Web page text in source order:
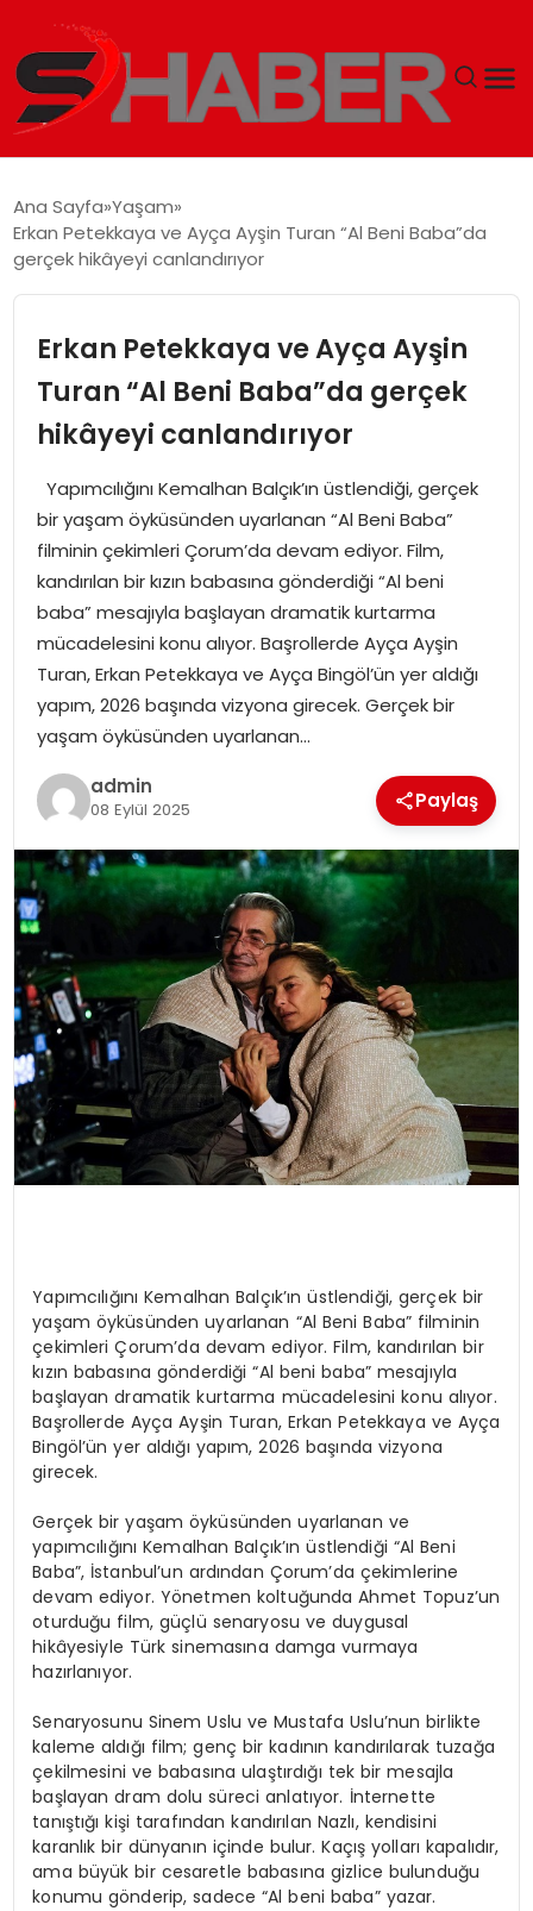
MAGAZIN
EKONOMI
SIYASET
EĞITIM
YAŞAM
Ana Sayfa Yaşam
Erkan Petekkaya ve Ayça Ayşin Turan “Al Beni Baba”da
gerçek hikâyeyi canlandırıyor
Erkan Petekkaya ve Ayça Ayşin
Turan “Al Beni Baba”da gerçek
hikâyeyi canlandırıyor
Yapımcılığını Kemalhan Balçık’ın üstlendiği, gerçek
bir yaşam öyküsünden uyarlanan “Al Beni Baba”
filminin çekimleri Çorum’da devam ediyor. Film,
kandırılan bir kızın babasına gönderdiği “Al beni
baba” mesajıyla başlayan dramatik kurtarma
mücadelesini konu alıyor. Başrollerde Ayça Ayşin
Turan, Erkan Petekkaya ve Ayça Bingöl’ün yer aldığı
yapım, 2026 başında vizyona girecek. Gerçek bir
yaşam öyküsünden uyarlanan…
admin
08 Eylül 2025 Paylaş
Yapımcılığını Kemalhan Balçık’ın üstlendiği, gerçek bir
yaşam öyküsünden uyarlanan “Al Beni Baba” filminin
çekimleri Çorum’da devam ediyor. Film, kandırılan bir
kızın babasına gönderdiği “Al beni baba” mesajıyla
başlayan dramatik kurtarma mücadelesini konu alıyor.
Başrollerde Ayça Ayşin Turan, Erkan Petekkaya ve Ayça
Bingöl’ün yer aldığı yapım, 2026 başında vizyona
girecek.
Gerçek bir yaşam öyküsünden uyarlanan ve
yapımcılığını Kemalhan Balçık’ın üstlendiği “Al Beni
Baba”, İstanbul’un ardından Çorum’da çekimlerine
devam ediyor. Yönetmen koltuğunda Ahmet Topuz’un
oturduğu film, güçlü senaryosu ve duygusal
hikâyesiyle Türk sinemasına damga vurmaya
hazırlanıyor.
Senaryosunu Sinem Uslu ve Mustafa Uslu’nun birlikte
kaleme aldığı film; genç bir kadının kandırılarak tuzağa
çekilmesini ve babasına ulaştırdığı tek bir mesajla
başlayan dram dolu süreci anlatıyor. İnternette
tanıştığı kişi tarafından kandırılan Nazlı, kendisini
karanlık bir dünyanın içinde bulur. Kaçış yolları kapalıdır,
ama büyük bir cesaretle babasına gizlice bulunduğu
konumu gönderip, sadece “Al beni baba” yazar.